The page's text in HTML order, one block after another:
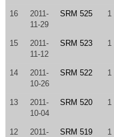
16
2011-
11-29
SRM 525 1
15
2011-
11-12
SRM 523 1
14
2011-
10-26
SRM 522 1
13
2011-
10-04
SRM 520 1
12
2011-
SRM 519 1